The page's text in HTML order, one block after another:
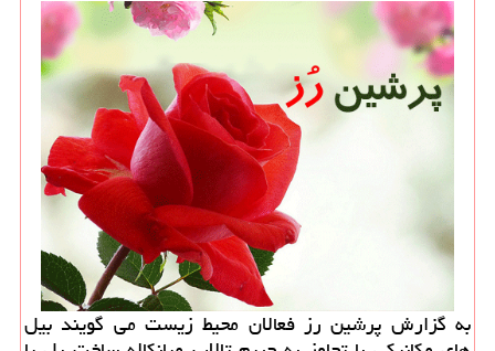
به گزارش پرشین رز فعالان محیط زیست می گویند بیل